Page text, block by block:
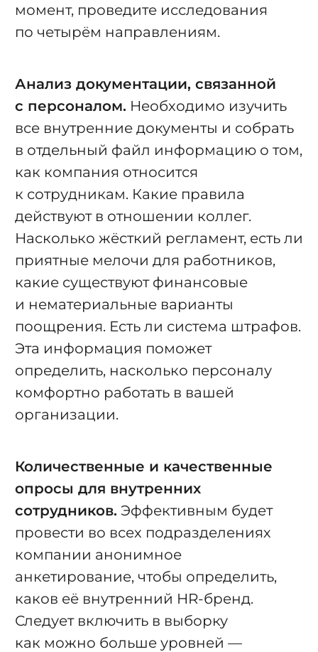
момент, проведите исследования
по четырём направлениям.
Анализ документации, связанной
с персоналом. Необходимо изучить
все внутренние документы и собрать
в отдельный файл информацию о том,
как компания относится
к сотрудникам. Какие правила
действуют в отношении коллег.
Насколько жёсткий регламент, есть ли
приятные мелочи для работников,
какие существуют финансовые
и нематериальные варианты
поощрения. Есть ли система штрафов.
Эта информация поможет
определить, насколько персоналу
комфортно работать в вашей
организации.
Количественные и качественные
опросы для внутренних
сотрудников. Эффективным будет
провести во всех подразделениях
компании анонимное
анкетирование, чтобы определить,
каков её внутренний HR-бренд.
Следует включить в выборку
как можно больше уровней —